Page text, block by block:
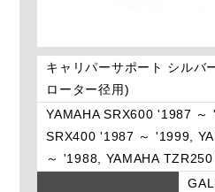
キャリパーサポート シルバ
ローター径用)
YAMAHA SRX600 '1987 ～
SRX400 '1987 ～ '1999,
～ '1988, YAMAHA